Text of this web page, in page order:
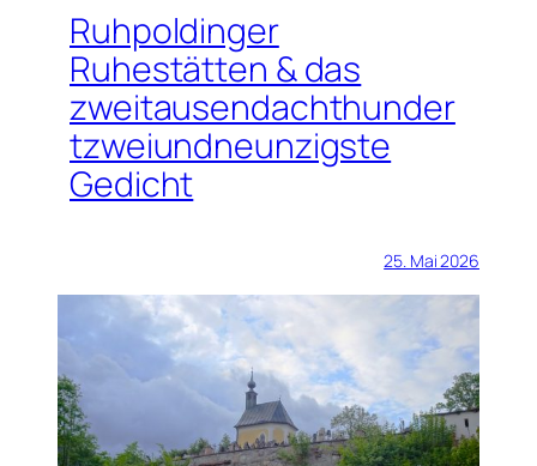
Ruhpoldinger
Ruhestätten & das
zweitausendachthunder
tzweiundneunzigste
Gedicht
25. Mai 2026